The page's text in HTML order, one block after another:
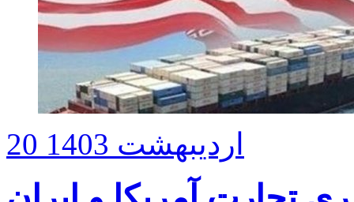
20 اردیبهشت 1403